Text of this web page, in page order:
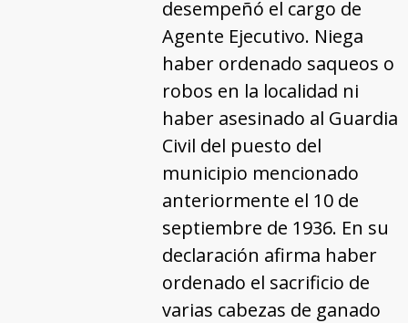
desempeñó el cargo de
Agente Ejecutivo. Niega
haber ordenado saqueos o
robos en la localidad ni
haber asesinado al Guardia
Civil del puesto del
municipio mencionado
anteriormente el 10 de
septiembre de 1936. En su
declaración afirma haber
ordenado el sacrificio de
varias cabezas de ganado